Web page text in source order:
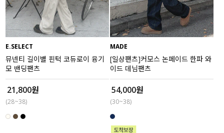
베스트
MADE
세트할인 ~30%
하객룩
살안타템
110사이즈
티셔츠
니트
블라우스
원피스
팬츠
E.SELECT
뮤넨티 길이별 핀턱 코듀로이 융기
모 밴딩팬츠
21,800원
(28~38)
MADE
[일상팬츠]커모스 논페이드 한파 와
이드 데님팬츠
54,000원
(30~38)